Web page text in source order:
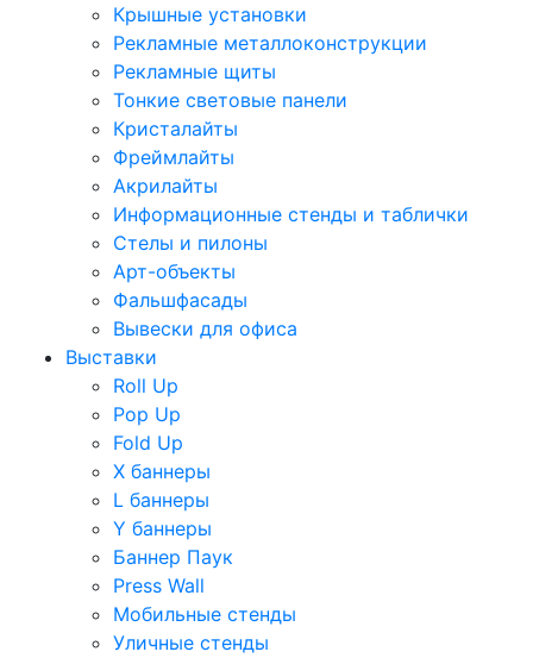
Крышные установки
Рекламные металлоконструкции
Рекламные щиты
Тонкие световые панели
Кристалайты
Фреймлайты
Акрилайты
Информационные стенды и таблички
Стелы и пилоны
Арт-объекты
Фальшфасады
Вывески для офиса
Выставки
Roll Up
Pop Up
Fold Up
Х баннеры
L баннеры
Y баннеры
Баннер Паук
Press Wall
Мобильные стенды
Уличные стенды